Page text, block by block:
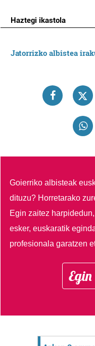
Haztegi ikastola
Jatorrizko albistea
Goierriko albisteak
dituzu? Horretarako
Egin zaitez
esker, euskaratik
profesionala garatzen